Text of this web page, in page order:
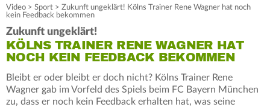
Video > Sport > Zukunft ungeklärt! Kölns Trainer Rene Wagner hat noch
kein Feedback bekommen
Zukunft ungeklärt!
KÖLNS TRAINER RENE WAGNER HAT
NOCH KEIN FEEDBACK BEKOMMEN
Bleibt er oder bleibt er doch nicht? Kölns Trainer Rene
Wagner gab im Vorfeld des Spiels beim FC Bayern München
zu, dass er noch kein Feedback erhalten hat, was seine